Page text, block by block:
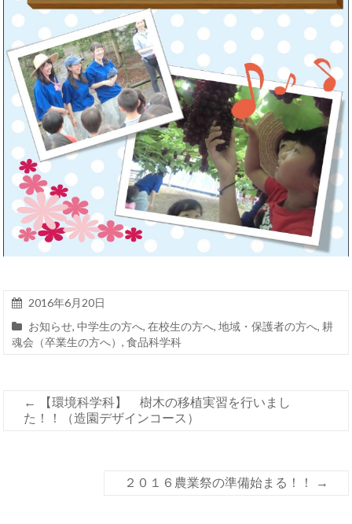
2016年6月20日
お知らせ,中学生の方へ,在校生の方へ,地域・保護者の方へ,耕
魂会（卒業生の方へ）,食品科学科
←
【環境科学科】 樹木の移植実習を行いまし
た！！（造園デザインコース）
２０１６農業祭の準備始まる！！ →